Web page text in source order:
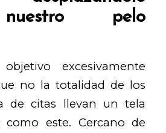
pelo
excesivamente
no la totalidad de los
de citas llevan un tela
este. Cercano de